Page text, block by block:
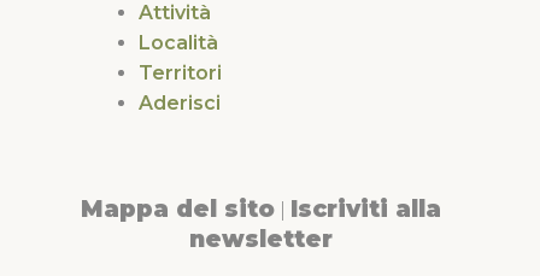
Attività
Località
Territori
Aderisci
Mappa del sito Iscriviti alla
newsletter